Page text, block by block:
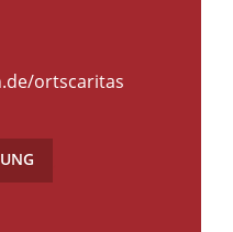
ortscaritas